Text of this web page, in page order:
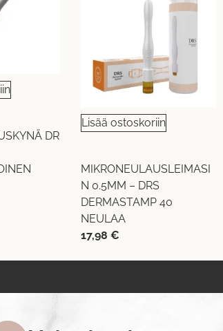
DR
Lisää ostoskoriin
MIKRONEULAUSLEIMASI
N 0.5MM – DRS
DERMASTAMP 40
NEULAA
17,98€